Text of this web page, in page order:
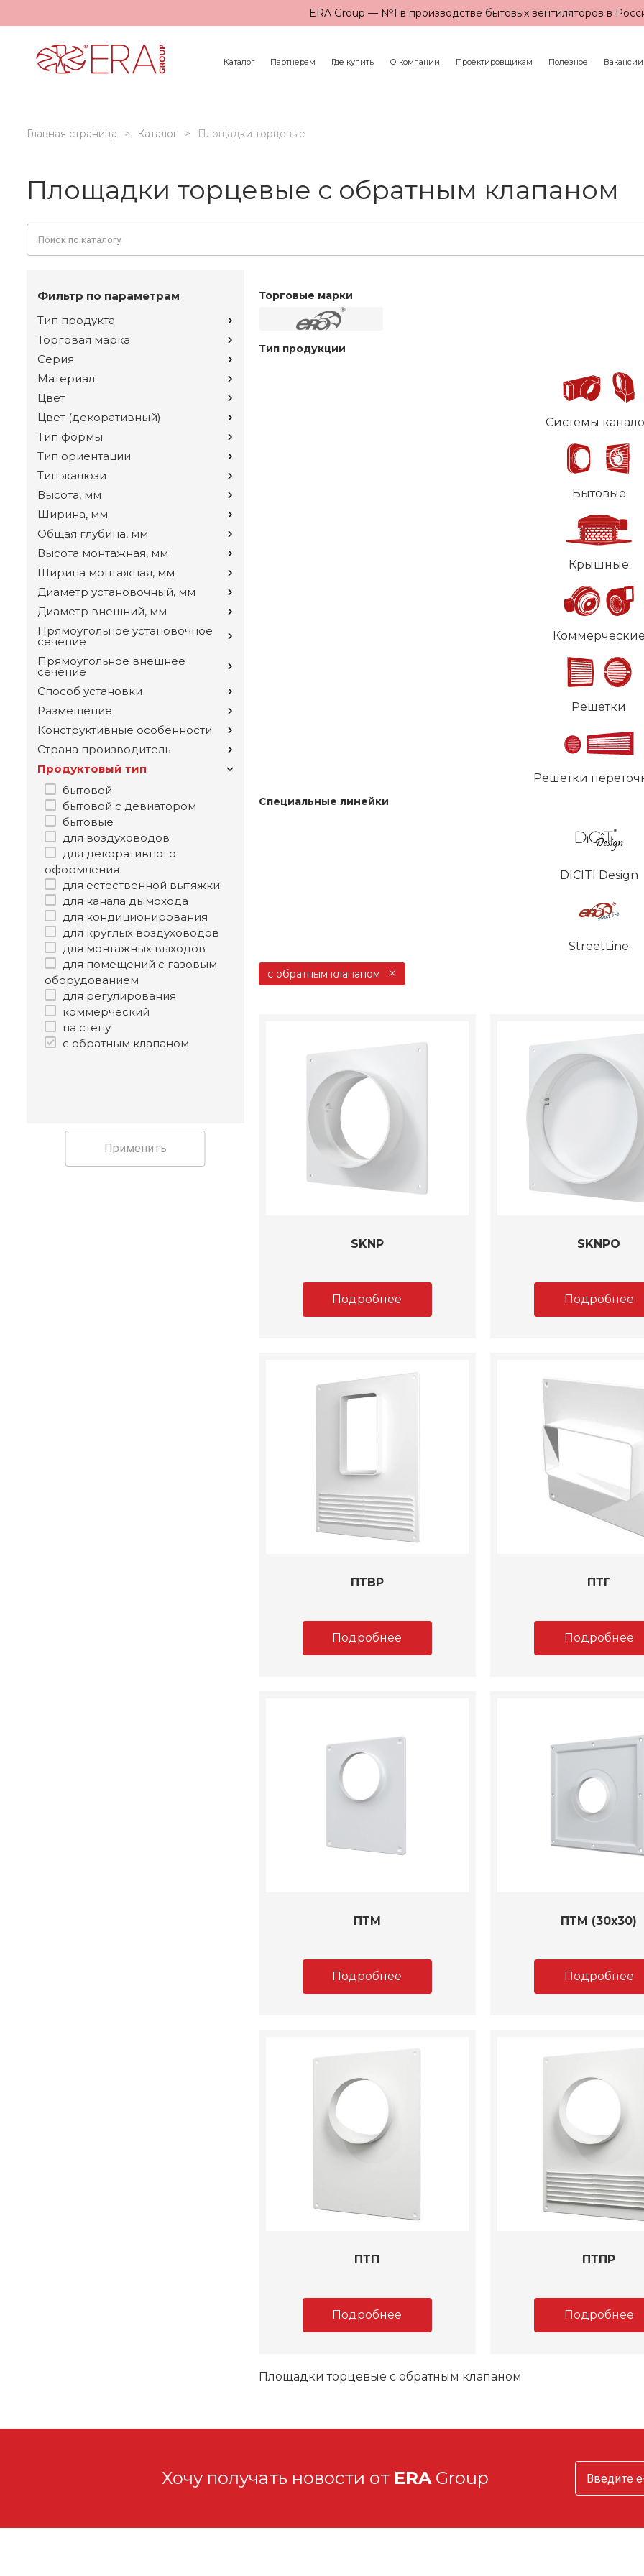
ERA Group — №1 в производстве бытовых вентиляторов в
Каталог Партнерам Где купить О компании Проектировщикам Полезное Вакансии
Главная страница Каталог Площадки торцевые
Площадки торцевые с обратным клапаном
Фильтр по параметрам
Тип продукта
Торговая марка
Серия
Материал
Цвет
Цвет (декоративный)
Тип формы
Тип ориентации
Тип жалюзи
Высота, мм
Ширина, мм
Общая глубина, мм
Высота монтажная, мм
Ширина монтажная, мм
Диаметр установочный, мм
Диаметр внешний, мм
Прямоугольное установочное
сечение
Прямоугольное внешнее
сечение
Способ установки
Размещение
Конструктивные особенности
Страна производитель
Продуктовый тип
бытовой
бытовой с девиатором
бытовые
для воздуховодов
для декоративного
оформления
для естественной вытяжки
для канала дымохода
для кондиционирования
для круглых воздуховодов
для монтажных выходов
для помещений с газовым
оборудованием
для регулирования
коммерческий
на стену
с обратным клапаном
Применить
Торговые марки
Тип продукции
Системы
Бытовые
Крышные
Решетки
Решетки
Специальные линейки
DICITI Design
StreetLine
с обратным клапаном
SKNP
Подробнее
SKNPO
Подробнее
ПТВР
Подробнее
ПТГ
Подробнее
ПТМ
Подробнее
ПТМ (30х30)
Подробнее
ПТП
Подробнее
ПТПР
Подробнее
Площадки торцевые с обратным клапаном
Хочу получать новости от ERAGroup